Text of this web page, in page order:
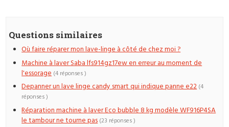
Questions similaires
Où faire réparer mon lave-linge à côté de chez moi ?
Machine à laver Saba lfs914gz17ew en erreur au moment de
l'essorage (4 réponses )
Depanner un lave linge candy smart qui indique panne e22 (4
réponses )
Réparation machine à laver Eco bubble 8 kg modèle WF916P4SA
le tambour ne tourne pas (23 réponses )